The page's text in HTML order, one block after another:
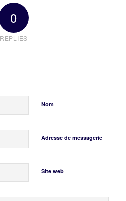
0
REPLIES
Nom
Adresse de messagerie
Site web